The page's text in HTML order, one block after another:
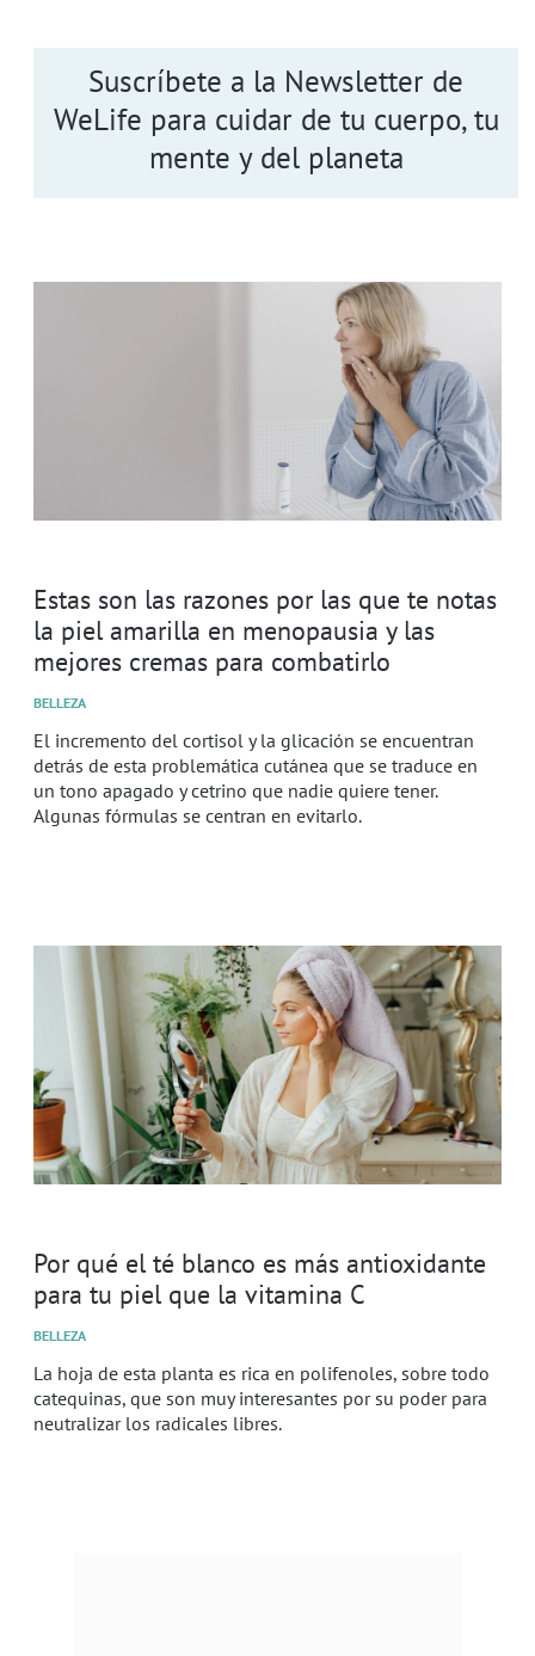
Estas son las razones por las que te notas
la piel amarilla en menopausia y las
mejores cremas para combatirlo
BELLEZA
El incremento del cortisol y la glicación se encuentran
detrás de esta problemática cutánea que se traduce en
un tono apagado y cetrino que nadie quiere tener.
Algunas fórmulas se centran en evitarlo.
Por qué el té blanco es más antioxidante
para tu piel que la vitamina C
BELLEZA
La hoja de esta planta es rica en polifenoles, sobre todo
catequinas, que son muy interesantes por su poder para
neutralizar los radicales libres.
Suscríbete a la Newsletter de
WeLife para cuidar de tu cuerpo, tu
mente y del planeta